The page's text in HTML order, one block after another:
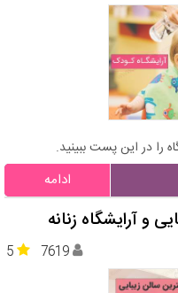
را در این پست ببینید.
ادامه
و آرایشگاه زنانه
5 7619